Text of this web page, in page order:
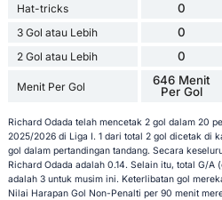
Hat-tricks 0
3 Gol atau Lebih 0
2 Gol atau Lebih 0
Menit Per Gol
646 Menit
Per Gol
Richard Odada telah mencetak 2 gol dalam 20
2025/2026 di Liga I. 1 dari total 2 gol dicetak di
gol dalam pertandingan tandang. Secara
Richard Odada adalah 0.14. Selain itu, total G/A
adalah 3 untuk musim ini. Keterlibatan gol
Nilai Harapan Gol Non-Penalti per 90 menit